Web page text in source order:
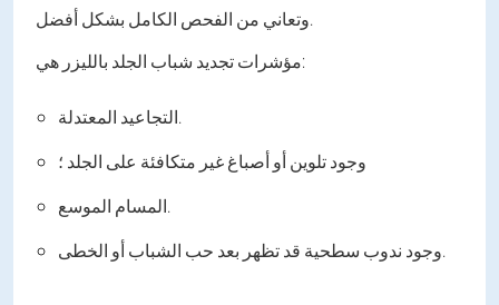
وتعاني من الفحص الكامل بشكل أفضل.
مؤشرات تجديد شباب الجلد بالليزر هي:
التجاعيد المعتدلة.
وجود تلوين أو أصباغ غير متكافئة على الجلد ؛
المسام الموسع.
وجود ندوب سطحية قد تظهر بعد حب الشباب أو الخطى.